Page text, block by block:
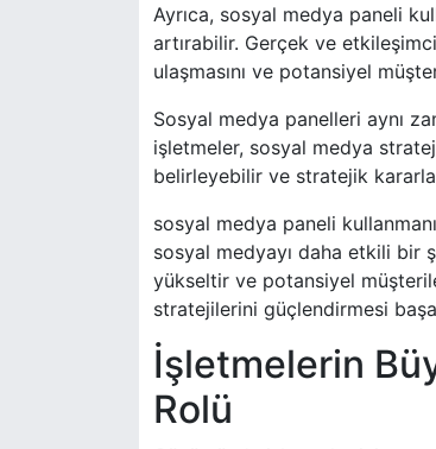
Ayrıca, sosyal medya paneli
artırabilir. Gerçek ve
ulaşmasını ve potansiyel
Sosyal medya panelleri aynı
işletmeler, sosyal medya
belirleyebilir ve stratejik
sosyal medya paneli
sosyal medyayı daha etkili bir
yükseltir ve potansiyel
stratejilerini güçlendirmesi
İşletmelerin
Rolü